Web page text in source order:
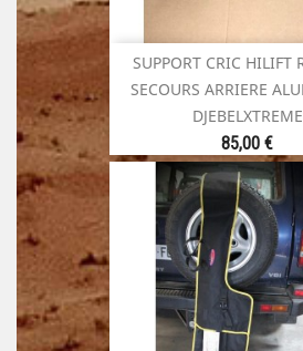
SUPPORT CRIC HILIFT
SECOURS ARRIERE
DJEBELXTREME
Prix
85,00 €